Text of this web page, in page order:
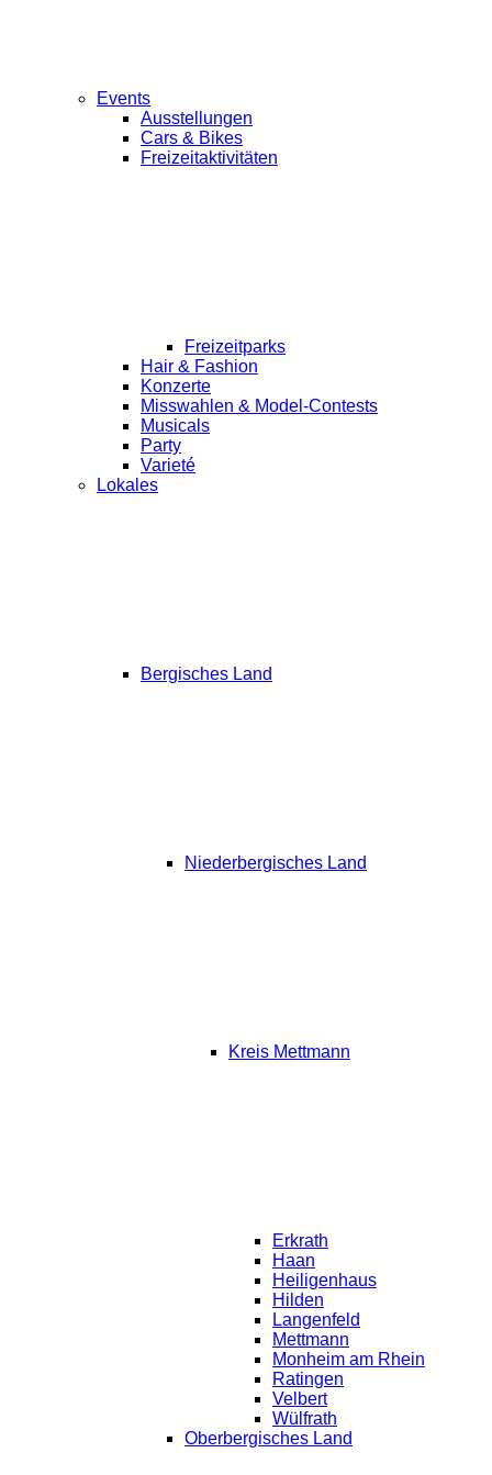
Events
Ausstellungen
Cars & Bikes
Freizeitaktivitäten
Freizeitparks
Hair & Fashion
Konzerte
Misswahlen & Model-Contests
Musicals
Party
Varieté
Lokales
Bergisches Land
Niederbergisches Land
Kreis Mettmann
Erkrath
Haan
Heiligenhaus
Hilden
Langenfeld
Mettmann
Monheim am Rhein
Ratingen
Velbert
Wülfrath
Oberbergisches Land